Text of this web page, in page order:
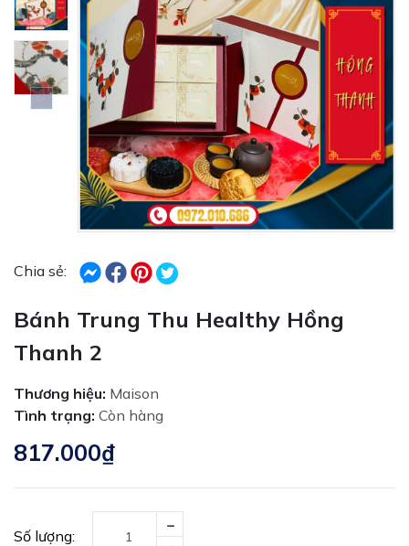
Chia sẻ:
Bánh Trung Thu Healthy Hồng
Thanh 2
Thương hiệu: Maison
Tình trạng: Còn hàng
817.000₫
Số lượng: